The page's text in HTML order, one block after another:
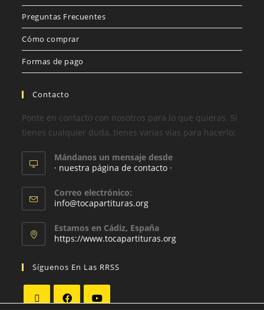
Preguntas Frecuentes
Cómo comprar
Formas de pago
Contacto
Ponte en contacto con nosotros para lo que quieras. Si
tienes cualquier duda, tienes varias vías para hacerlo:
Mándanos un mensaje desde
· nuestra página de contacto ·
Correo electrónico:
info@tocapartituras.org
Estamos en Cádiz, España
https://www.tocapartituras.org
Síguenos En Las RRSS